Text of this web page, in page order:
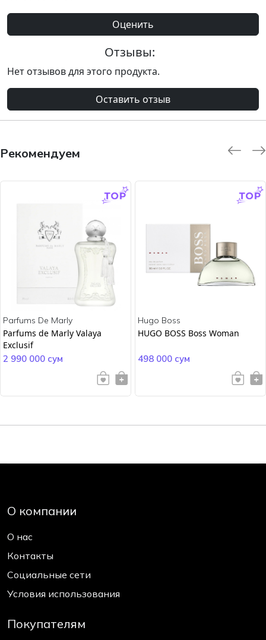
Оценить
Отзывы:
Нет отзывов для этого продукта.
Оставить отзыв
Рекомендуем
Parfums De Marly
Parfums de Marly Valaya
Exclusif
2 990 000 сум
Hugo Boss
HUGO BOSS Boss Woman
498 000 сум
О компании
О нас
Контакты
Социальные сети
Условия использования
Покупателям